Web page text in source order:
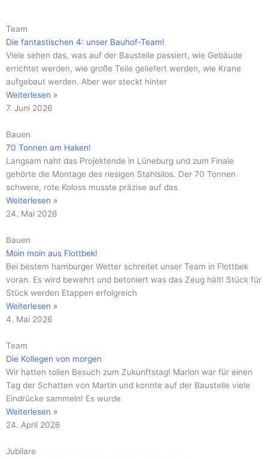
Team
Die fantastischen 4: unser Bauhof-Team!
Viele sehen das, was auf der Baustelle passiert, wie Gebäude
errichtet werden, wie große Teile geliefert werden, wie Krane
aufgebaut werden. Aber wer steckt hinter
Weiterlesen »
7. Juni 2026
Bauen
70 Tonnen am Haken!
Langsam naht das Projektende in Lüneburg und zum Finale
gehörte die Montage des riesigen Stahlsilos. Der 70 Tonnen
schwere, rote Koloss musste präzise auf das
Weiterlesen »
24. Mai 2026
Bauen
Moin moin aus Flottbek!
Bei bestem hamburger Wetter schreitet unser Team in Flottbek
voran. Es wird bewehrt und betoniert was das Zeug hält! Stück für
Stück werden Etappen erfolgreich
Weiterlesen »
4. Mai 2026
Team
Die Kollegen von morgen
Wir hatten tollen Besuch zum Zukunftstag! Marlon war für einen
Tag der Schatten von Martin und konnte auf der Baustelle viele
Eindrücke sammeln! Es wurde
Weiterlesen »
24. April 2026
Jubilare